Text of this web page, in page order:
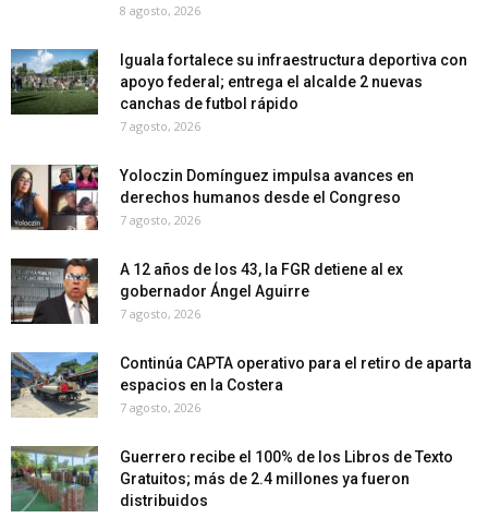
8 agosto, 2026
Iguala fortalece su infraestructura deportiva con
apoyo federal; entrega el alcalde 2 nuevas
canchas de futbol rápido
7 agosto, 2026
Yoloczin Domínguez impulsa avances en
derechos humanos desde el Congreso
7 agosto, 2026
A 12 años de los 43, la FGR detiene al ex
gobernador Ángel Aguirre
7 agosto, 2026
Continúa CAPTA operativo para el retiro de aparta
espacios en la Costera
7 agosto, 2026
Guerrero recibe el 100% de los Libros de Texto
Gratuitos; más de 2.4 millones ya fueron
distribuidos